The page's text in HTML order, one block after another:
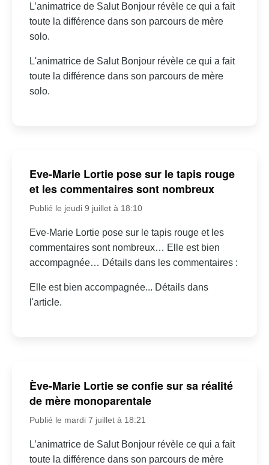
L’animatrice de Salut Bonjour révèle ce qui a fait
toute la différence dans son parcours de mère
solo.
L'animatrice de Salut Bonjour révèle ce qui a fait
toute la différence dans son parcours de mère
solo.
Eve-Marie Lortie pose sur le tapis rouge
et les commentaires sont nombreux
Publié le jeudi 9 juillet à 18:10
Eve-Marie Lortie pose sur le tapis rouge et les
commentaires sont nombreux… Elle est bien
accompagnée… Détails dans les commentaires :
Elle est bien accompagnée... Détails dans
l'article.
Ève-Marie Lortie se confie sur sa réalité
de mère monoparentale
Publié le mardi 7 juillet à 18:21
L’animatrice de Salut Bonjour révèle ce qui a fait
toute la différence dans son parcours de mère